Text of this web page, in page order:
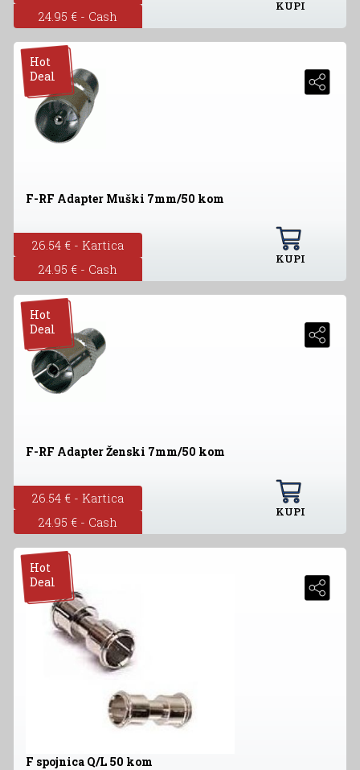
24.95 € - Cash
KUPI
Hot
Deal
F-RF Adapter Muški 7mm/50 kom
26.54 € - Kartica
24.95 € - Cash
KUPI
Hot
Deal
F-RF Adapter Ženski 7mm/50 kom
26.54 € - Kartica
24.95 € - Cash
KUPI
Hot
Deal
F spojnica Q/L 50 kom